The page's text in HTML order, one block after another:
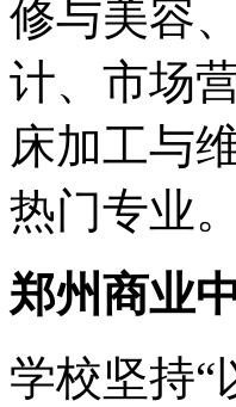
修与美容
计、市场
床加工与
热门专业。
郑州商业
学校坚持“